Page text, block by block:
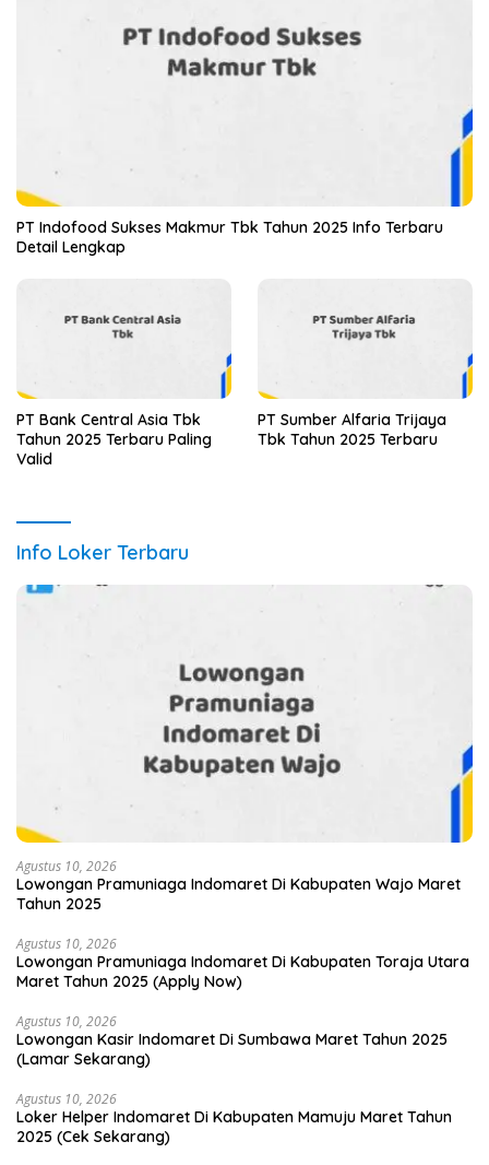
PT Indofood Sukses Makmur Tbk Tahun 2025 Info Terbaru
Detail Lengkap
PT Bank Central Asia Tbk
Tahun 2025 Terbaru Paling
Valid
PT Sumber Alfaria Trijaya
Tbk Tahun 2025 Terbaru
Info Loker Terbaru
Agustus 10, 2026
Lowongan Pramuniaga Indomaret Di Kabupaten Wajo Maret
Tahun 2025
Agustus 10, 2026
Lowongan Pramuniaga Indomaret Di Kabupaten Toraja Utara
Maret Tahun 2025 (Apply Now)
Agustus 10, 2026
Lowongan Kasir Indomaret Di Sumbawa Maret Tahun 2025
(Lamar Sekarang)
Agustus 10, 2026
Loker Helper Indomaret Di Kabupaten Mamuju Maret Tahun
2025 (Cek Sekarang)